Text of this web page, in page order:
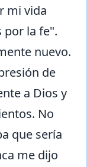
mi vida
por la fe".
nuevo.
de
a Dios y
No
que sería
me dijo